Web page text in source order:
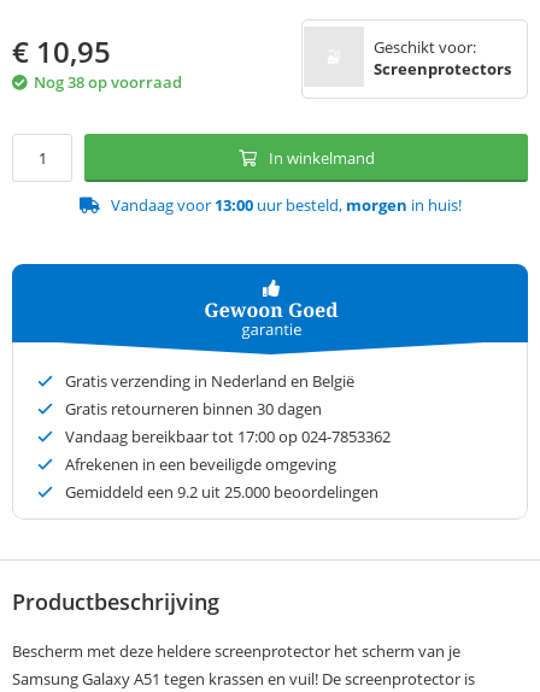
€ 10,95
Nog 38 op voorraad
Geschikt voor:
Screenprotectors
In winkelmand
Vandaag voor 13:00uur besteld, morgen in huis!
Gratis verzending in Nederland en België
Gratis retourneren binnen 30 dagen
Vandaag bereikbaar tot 17:00 op 024-7853362
Afrekenen in een beveiligde omgeving
Gemiddeld een 9.2 uit 25.000 beoordelingen
Productbeschrijving
Bescherm met deze heldere screenprotector het scherm van je
Samsung Galaxy A51 tegen krassen en vuil! De screenprotector is